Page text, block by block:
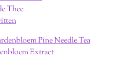
Thee
Pine Needle Tea
Extract